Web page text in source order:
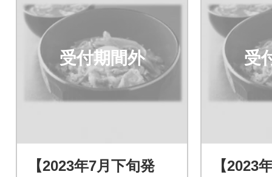
受付期間外
【2023年7月下旬発
受
【2023